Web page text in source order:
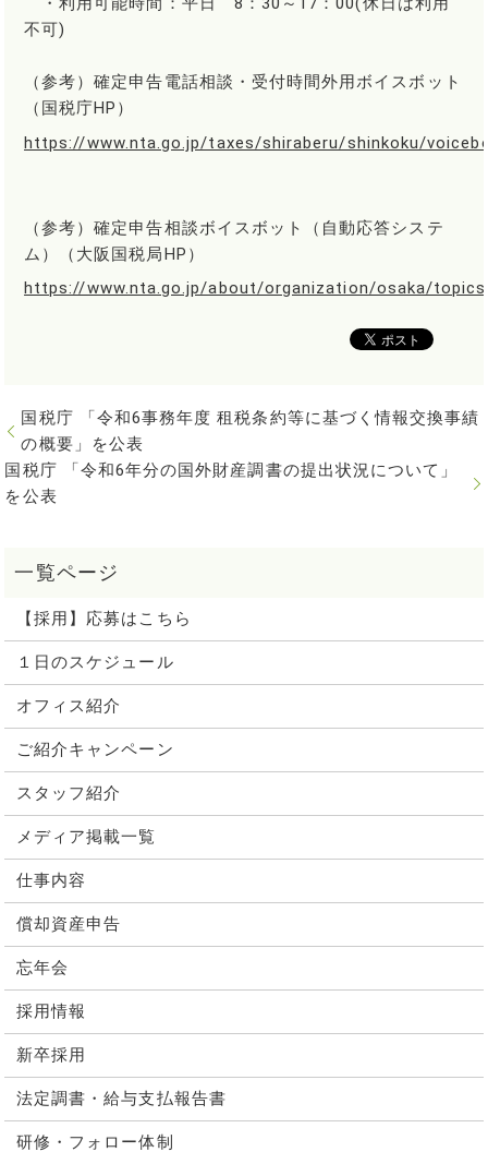
不可)
（参考）確定申告電話相談・受付時間外用ボイスボット
（国税庁HP）
https://www.nta.go.jp/taxes/shiraberu/shinkoku/
（参考）確定申告相談ボイスボット（自動応答システ
ム）（大阪国税局HP）
https://www.nta.go.jp/about/organization/osaka/
国税庁 「令和6事務年度 租税条約等に基づく情報交換事績
の概要」を公表
国税庁 「令和6年分の国外財産調書の提出状況について」
を公表
【採用】応募はこちら
１日のスケジュール
オフィス紹介
ご紹介キャンペーン
スタッフ紹介
メディア掲載一覧
仕事内容
償却資産申告
忘年会
採用情報
新卒採用
法定調書・給与支払報告書
研修・フォロー体制